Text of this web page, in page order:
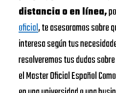
distancia o en línea,
oficial, te asesoramos sobre
interesa según tus
resolveremos tus dudas
el Master Oficial Español